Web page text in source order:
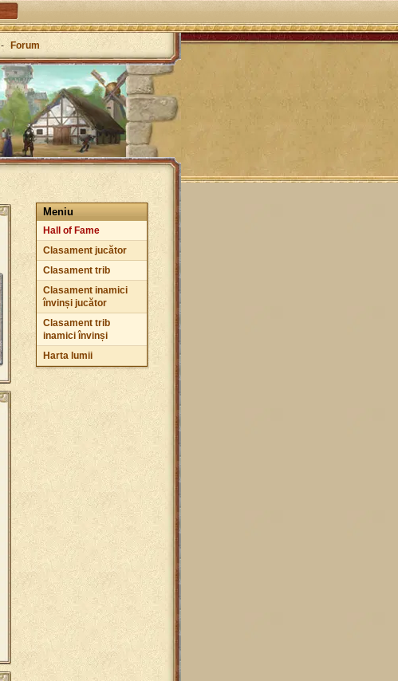
- Forum
Meniu
Hall of Fame
Clasament jucător
Clasament trib
Clasament inamici
învinși jucător
Clasament trib
inamici învinși
Harta lumii